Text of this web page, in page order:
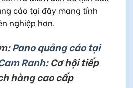
cáo tại đây mang tính
nghiệp hơn.
Pano quảng cáo tại
Ranh: Cơ hội tiếp
hàng cao cấp